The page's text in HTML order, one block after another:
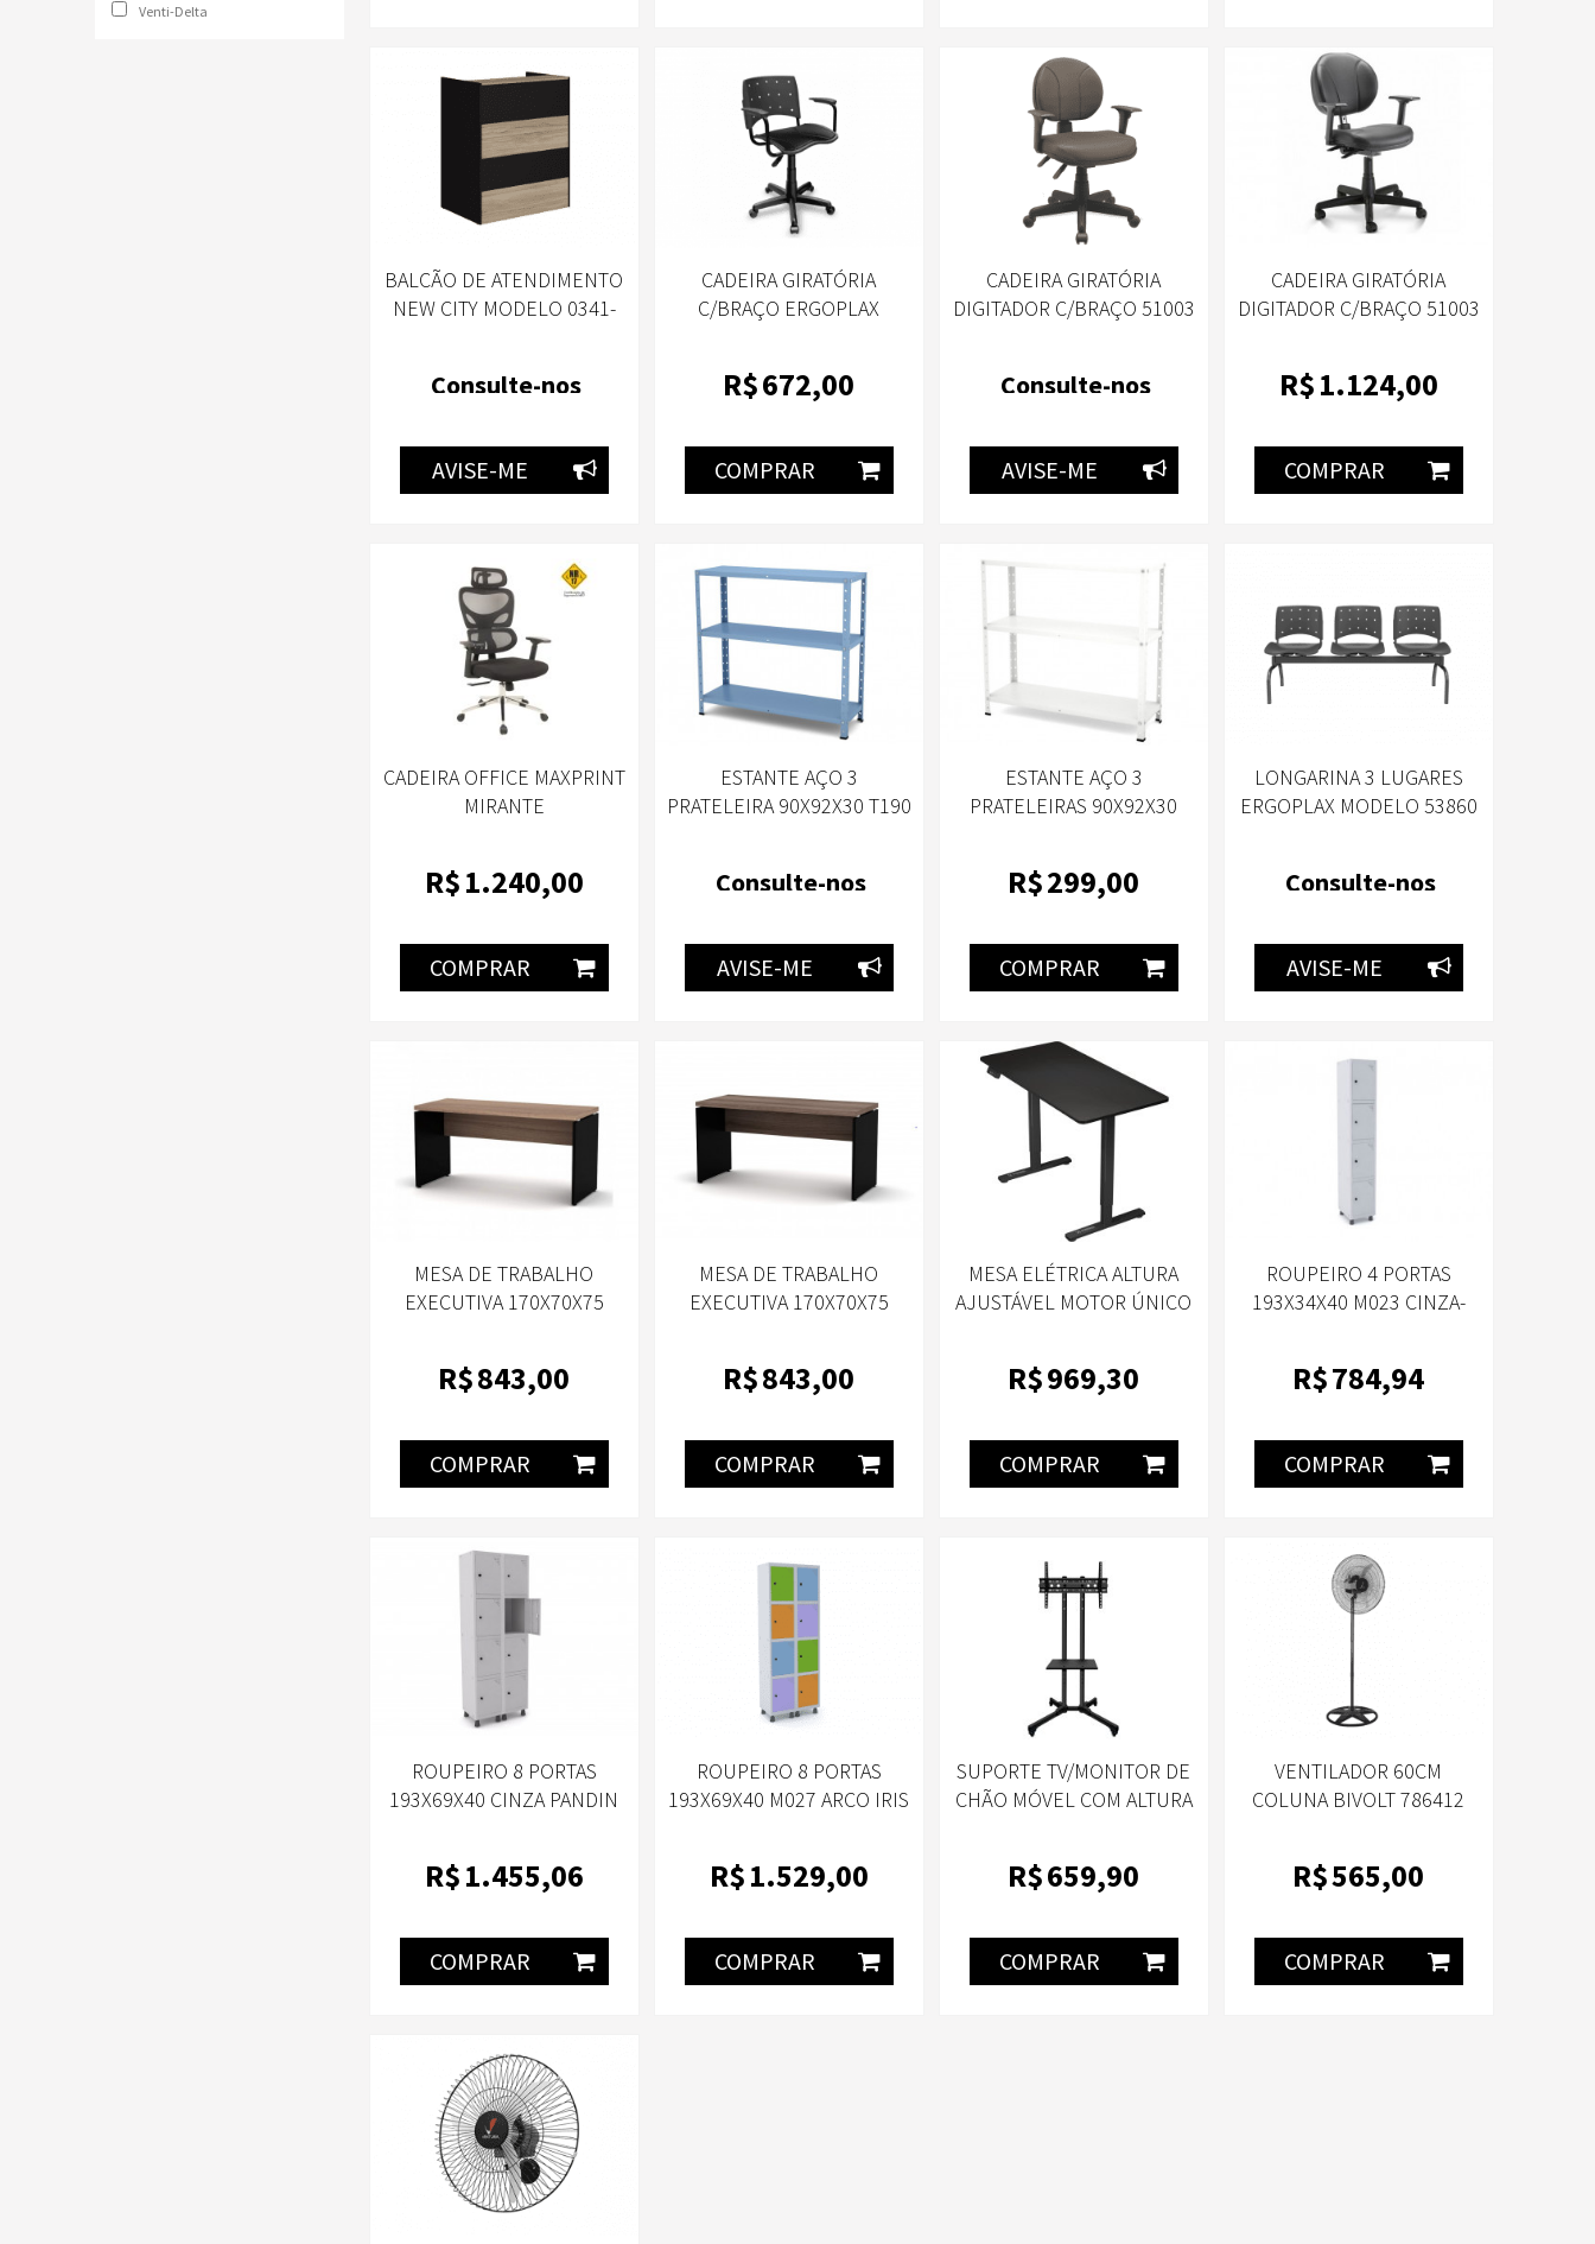
Venti-Delta
BALCÃO DE ATENDIMENTO
NEW CITY MODELO 0341-
Consulte-nos
AVISE-ME
CADEIRA GIRATÓRIA
C/BRAÇO ERGOPLAX
R$672,00
COMPRAR
CADEIRA GIRATÓRIA
DIGITADOR C/BRAÇO 51003
Consulte-nos
AVISE-ME
CADEIRA GIRATÓRIA
DIGITADOR C/BRAÇO 51003
R$1.124,00
COMPRAR
CADEIRA OFFICE MAXPRINT
MIRANTE
R$1.240,00
COMPRAR
ESTANTE AÇO 3
PRATELEIRA 90X92X30 T190
Consulte-nos
AVISE-ME
ESTANTE AÇO 3
PRATELEIRAS 90X92X30
R$299,00
COMPRAR
LONGARINA 3 LUGARES
ERGOPLAX MODELO 53860
PLAXMETAL
Consulte-nos
AVISE-ME
MESA DE TRABALHO
EXECUTIVA 170X70X75
R$843,00
COMPRAR
MESA DE TRABALHO
EXECUTIVA 170X70X75
R$843,00
COMPRAR
MESA ELÉTRICA ALTURA
AJUSTÁVEL MOTOR ÚNICO
R$969,30
COMPRAR
ROUPEIRO 4 PORTAS
193X34X40 M023 CINZA-
R$784,94
COMPRAR
ROUPEIRO 8 PORTAS
193X69X40 CINZA PANDIN
R$1.455,06
COMPRAR
ROUPEIRO 8 PORTAS
193X69X40 M027 ARCO IRIS
R$1.529,00
COMPRAR
SUPORTE TV/MONITOR DE
CHÃO MÓVEL COM ALTURA
R$659,90
COMPRAR
VENTILADOR 60CM
COLUNA BIVOLT 786412
R$565,00
COMPRAR